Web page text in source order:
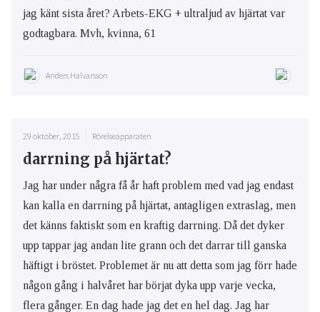
jag känt sista året? Arbets-EKG + ultraljud av hjärtat var
godtagbara. Mvh, kvinna, 61
Anders Halvarsson
29 oktober, 2015 Rörelseapparaten
darrning på hjärtat?
Jag har under några få år haft problem med vad jag endast
kan kalla en darrning på hjärtat, antagligen extraslag, men
det känns faktiskt som en kraftig darrning. Då det dyker
upp tappar jag andan lite grann och det darrar till ganska
häftigt i bröstet. Problemet är nu att detta som jag förr hade
någon gång i halvåret har börjat dyka upp varje vecka,
flera gånger. En dag hade jag det en hel dag. Jag har